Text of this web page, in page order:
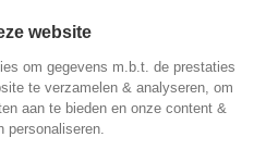
website
om gegevens m.b.t. de prestaties
te verzamelen & analyseren, om
aan te bieden en onze content &
personaliseren.